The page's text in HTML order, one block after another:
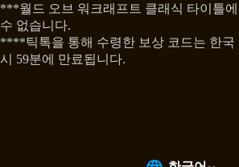
***월드 오브 워크래프트 클래식 타이틀
수 없습니다.
****틱톡을 통해 수령한 보상 코드는 한국
시 59분에 만료됩니다.